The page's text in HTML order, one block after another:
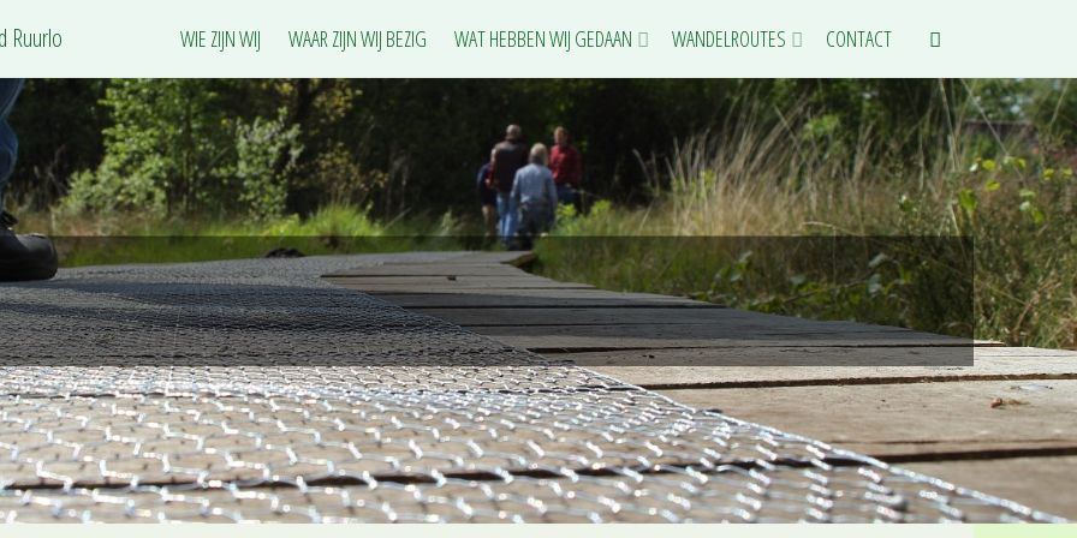
Ruurlo WIE ZIJN WIJ WAAR ZIJN WIJ BEZIG WAT HEBBEN WIJ GEDAAN WANDELROUTES CONTACT